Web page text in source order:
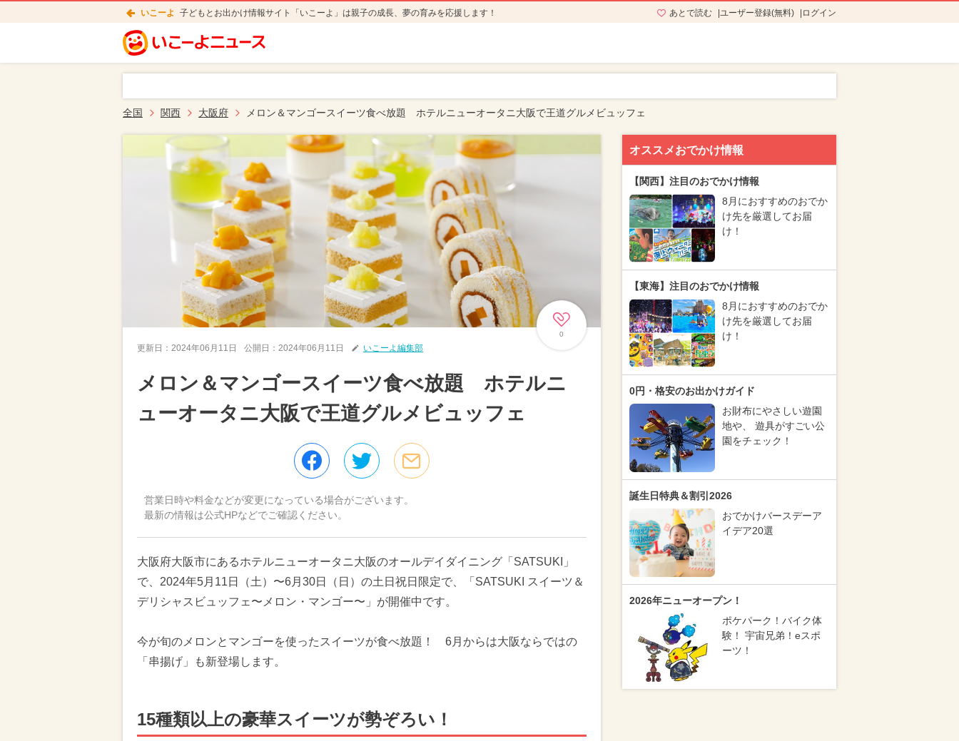
いこーよ 子どもとお出かけ情報サイト「いこーよ」は親子の成長、夢の育みを応援します！ あとで読む ユーザー登録(無料) ログイン
全国 関西 大阪府 メロン＆マンゴースイーツ食べ放題 ホテルニューオータニ大阪で王道グルメビュッフェ
0
更新日： 2024年06月11日 公開日： 2024年06月11日 いこーよ編集部
メロン＆マンゴースイーツ食べ放題 ホテルニ
ューオータニ大阪で王道グルメビュッフェ
営業日時や料金などが変更になっている場合がございます。
最新の情報は公式HPなどでご確認ください。
大阪府大阪市にあるホテルニューオータニ大阪のオールデイダイニング「SATSUKI」
で、2024年5月11日（土）〜6月30日（日）の土日祝日限定で、「SATSUKI スイーツ＆
デリシャスビュッフェ〜メロン・マンゴー〜」が開催中です。
今が旬のメロンとマンゴーを使ったスイーツが食べ放題！ 6月からは大阪ならではの
「串揚げ」も新登場します。
15種類以上の豪華スイーツが勢ぞろい！
オススメおでかけ情報
【関西】注目のおでかけ情報
8月におすすめのおでか
け先を厳選してお届
け！
【東海】注目のおでかけ情報
8月におすすめのおでか
け先を厳選してお届
け！
0円・格安のお出かけガイド
お財布にやさしい遊園
地や、 遊具がすごい公
園をチェック！
誕生日特典＆割引2026
おでかけバースデーア
イデア20選
2026年ニューオープン！
ポケパーク！バイク体
験！ 宇宙兄弟！eスポ
ーツ！